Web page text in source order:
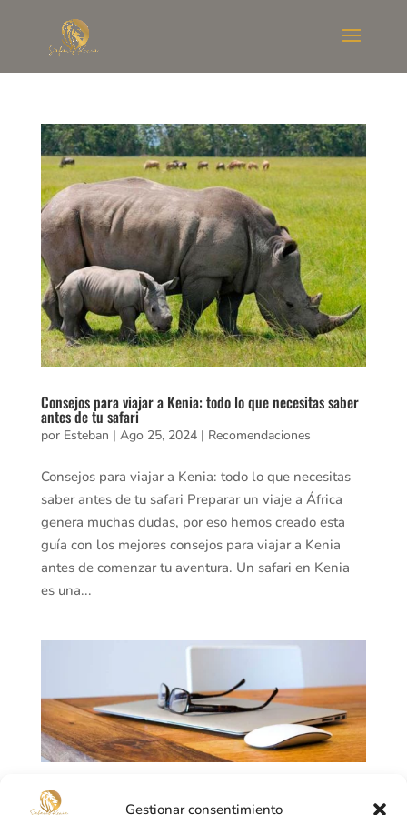
Gestionar consentimiento
Consejos para viajar a Kenia: todo lo que necesitas saber
antes de tu safari
por Esteban | Ago 25, 2024| Recomendaciones
Consejos para viajar a Kenia: todo lo que necesitas
saber antes de tu safari Preparar un viaje a África
genera muchas dudas, por eso hemos creado esta
guía con los mejores consejos para viajar a Kenia
antes de comenzar tu aventura. Un safari en Kenia
es una...
Visado y vacunas para viajar a Kenia: requisitos y